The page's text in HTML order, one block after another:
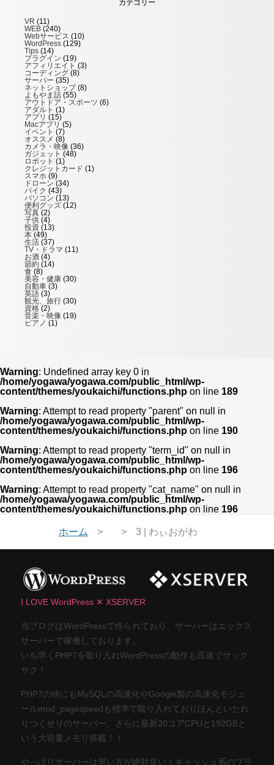
カテゴリー
VR (11)
WEB (240)
Webサービス (10)
WordPress (129)
Tips (14)
プラグイン (19)
アフィリエイト (3)
コーディング (8)
サーバー (35)
ネットショップ(8)
よもやま話 (55)
アウトドア・スポーツ (6)
アダルト (1)
アプリ (15)
Macアプリ (5)
イベント (7)
オススメ (8)
カメラ・映像 (36)
ガジェット (48)
ロボット (1)
クレジットカード (1)
スマホ (9)
ドローン (34)
バイク (43)
パソコン (13)
便利グッズ (12)
写真 (2)
子供 (4)
投資 (13)
本 (49)
生活 (37)
TV・ドラマ (11)
お酒 (4)
節約 (14)
食 (8)
美容・健康 (30)
自動車 (3)
英語 (3)
観光、旅行 (30)
資格 (2)
音楽・映像 (19)
ピアノ (1)
Warning: Undefined array key 0 in
/home/yogawa/yogawa.com/public_html/wp-
content/themes/youkaichi/functions.php on line 189
Warning: Attempt to read property "parent" on null in
/home/yogawa/yogawa.com/public_html/wp-
content/themes/youkaichi/functions.php on line 190
Warning: Attempt to read property "term_id" on null in
/home/yogawa/yogawa.com/public_html/wp-
content/themes/youkaichi/functions.php on line 196
Warning: Attempt to read property "cat_name" on null in
/home/yogawa/yogawa.com/public_html/wp-
content/themes/youkaichi/functions.php on line 196
ホーム 3 | わぃおがわ
I LOVE WordPress ✕ XSERVER
当ブログはWordPressで作られており、サーバーはエックス
サーバーで稼働しております。
いち早くPHP7を取り入れWordPressの動作も高速でサック
サク！
PHP7の他にもMySQLの高速化やGoogle製の高速化モジュ
ールmod_pagespeedも標準で取り入れておりほんといたれ
りつくせりのサーバー。さらに最新20コアCPUと192GBと
いう大容量メモリ搭載！！
やっぱりサーバーは早い方が絶対良い！キャッシュ系のプラ